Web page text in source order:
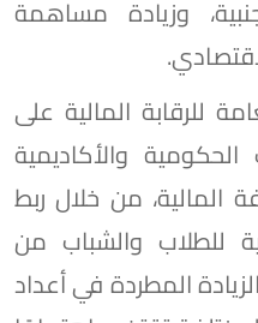
وزيادة مساهمة
للرقابة المالية على
والأكاديمية
المالية، من خلال ربط
للطلاب والشباب من
المطردة في أعداد